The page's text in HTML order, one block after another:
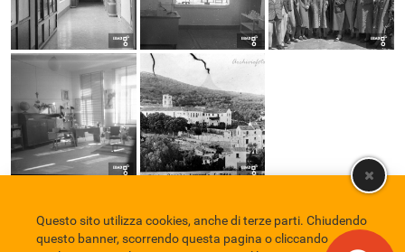
Comune di Eboli Servizio Bibliotecario Nazionale
Privacy policy
Questo sito utilizza cookies, anche di terze parti. Chiudendo
questo banner, scorrendo questa pagina o cliccando